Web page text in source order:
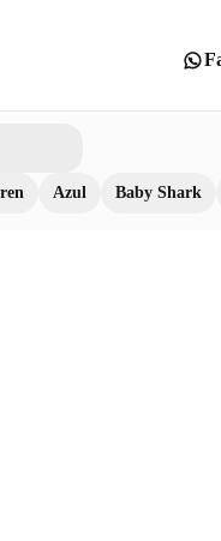
Azul Baby Shark